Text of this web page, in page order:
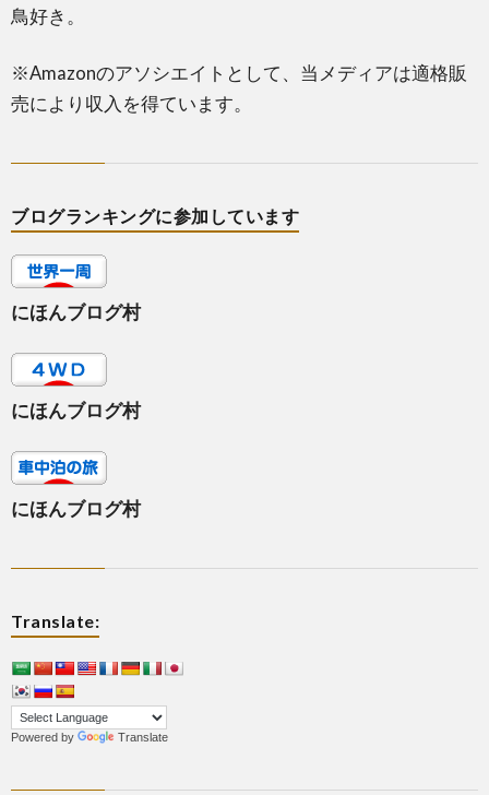
鳥好き。
※Amazonのアソシエイトとして、当メディアは適格販
売により収入を得ています。
ブログランキングに参加しています
にほんブログ村
にほんブログ村
にほんブログ村
Translate:
Powered by Translate